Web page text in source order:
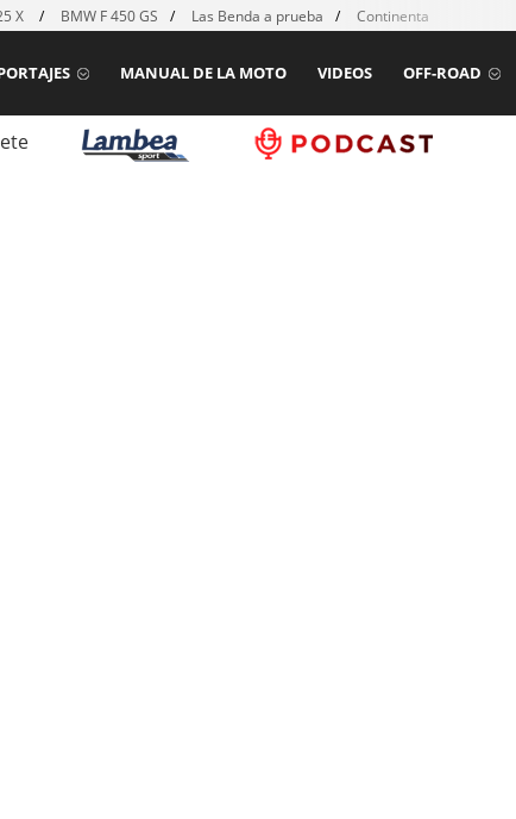
X BMW F 450 GS Las Benda a prueba Continental TKC80 mk2
OFF-ROAD
VIDEOS
MANUAL DE LA MOTO